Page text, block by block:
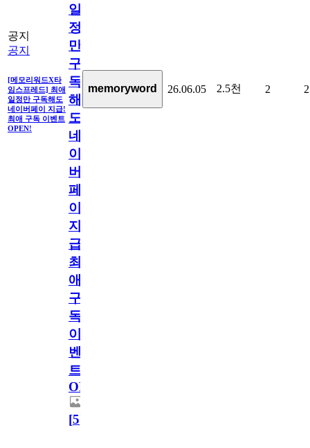
공지
공지
[메모리워드X타
임스프레드] 최애
일정만 구독해도
네이버페이 지급!
최애 구독 이벤트
OPEN!
일
정
만
구
독
해
도
네
이
버
페
이
지
급!
최
애
구
독
이
벤
트
OPEN!
[5]
memoryword 26.06.05 2.5천 2 2